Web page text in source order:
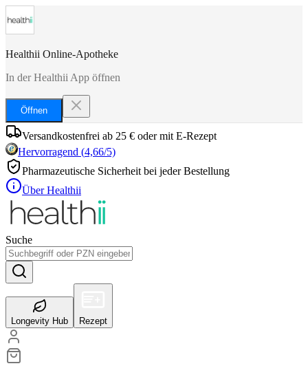
Healthii Online-Apotheke
In der Healthii App öffnen
Öffnen
Versandkostenfrei ab 25 € oder mit E-Rezept
Hervorragend (4,66/5)
Pharmazeutische Sicherheit bei jeder Bestellung
Über Healthii
Suche
Longevity Hub Rezept